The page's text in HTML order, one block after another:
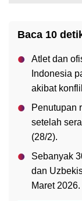
Baca 10
Atlet dan
Indonesia
akibat
Penutupan
setelah
(28/2).
Sebanyak
dan
Maret 2026.